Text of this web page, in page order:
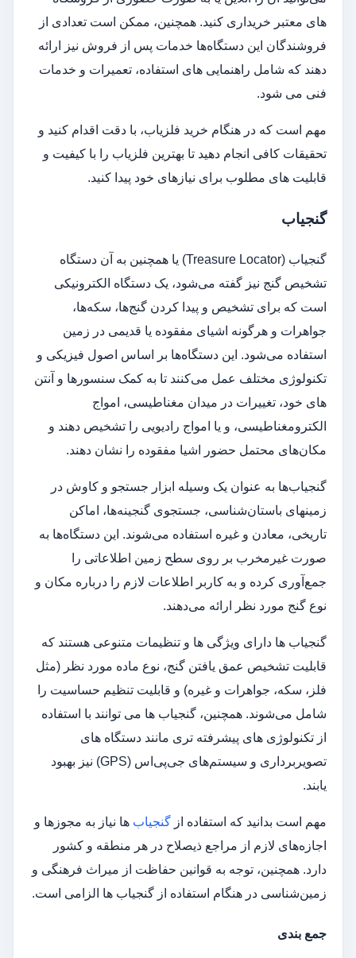
های معتبر خریداری کنید. همچنین، ممکن است تعدادی از
فروشندگان این دستگاه‌ها خدمات پس از فروش نیز ارائه
دهند که شامل راهنمایی‌ های استفاده، تعمیرات و خدمات
فنی می‌ شود.
مهم است که در هنگام خرید فلزیاب، با دقت اقدام کنید و
تحقیقات کافی انجام دهید تا بهترین فلزیاب را با کیفیت و
قابلیت‌ های مطلوب برای نیازهای خود پیدا کنید.
گنجیاب
گنجیاب (Treasure Locator) یا همچنین به آن دستگاه
تشخیص گنج نیز گفته می‌شود، یک دستگاه الکترونیکی
است که برای تشخیص و پیدا کردن گنج‌ها، سکه‌ها،
جواهرات و هرگونه اشیای مفقوده یا قدیمی در زمین
استفاده می‌شود. این دستگاه‌ها بر اساس اصول فیزیکی و
تکنولوژی مختلف عمل می‌کنند تا به کمک سنسورها و آنتن‌
های خود، تغییرات در میدان مغناطیسی، امواج
الکترومغناطیسی، و یا امواج رادیویی را تشخیص دهند و
مکان‌های محتمل حضور اشیا مفقوده را نشان دهند.
گنجیاب‌ها به عنوان یک وسیله ابزار جستجو و کاوش در
زمینهای باستان‌شناسی، جستجوی گنجینه‌ها، اماکن
تاریخی، معادن و غیره استفاده می‌شوند. این دستگاه‌ها به
صورت غیرمخرب بر روی سطح زمین اطلاعاتی را
جمع‌آوری کرده و به کاربر اطلاعات لازم را درباره مکان و
نوع گنج مورد نظر ارائه می‌دهند.
گنجیاب‌ ها دارای ویژگی‌ ها و تنظیمات متنوعی هستند که
قابلیت تشخیص عمق یافتن گنج، نوع ماده مورد نظر (مثل
فلز، سکه، جواهرات و غیره) و قابلیت تنظیم حساسیت را
شامل می‌شوند. همچنین، گنجیاب‌ ها می‌ توانند با استفاده
از تکنولوژی‌ های پیشرفته‌ تری مانند دستگاه‌ های
تصویربرداری و سیستم‌های جی‌پی‌اس (GPS) نیز بهبود
یابند.
مهم است بدانید که استفاده از گنجیاب‌ ها نیاز به مجوزها و
اجازه‌های لازم از مراجع ذیصلاح در هر منطقه و کشور
دارد. همچنین، توجه به قوانین حفاظت از میراث فرهنگی و
زمین‌شناسی در هنگام استفاده از گنجیاب‌ ها الزامی است.
جمع بندی